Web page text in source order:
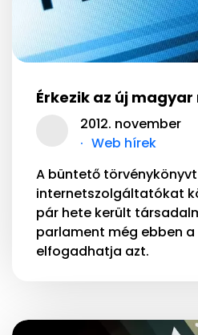
Érkezik az új
2012. november
Web hírek
A büntető
internetszolgáltatókat
pár hete került
parlament még ebben
elfogadhatja azt.